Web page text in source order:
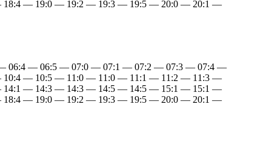
— 19:0 — 19:2 — 19:3 — 19:5 — 20:0 — 20:1 —
06:4 — 06:5 — 07:0 — 07:1 — 07:2 — 07:3 — 07:4 —
— 10:5 — 11:0 — 11:0 — 11:1 — 11:2 — 11:3 —
— 14:3 — 14:3 — 14:5 — 14:5 — 15:1 — 15:1 —
— 19:0 — 19:2 — 19:3 — 19:5 — 20:0 — 20:1 —